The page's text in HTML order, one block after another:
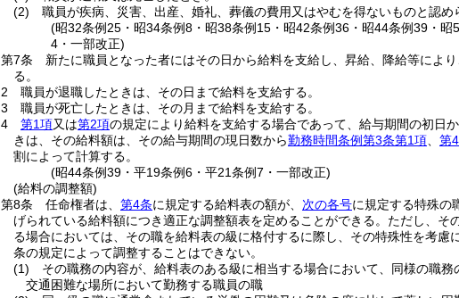
(2)
職員が疾病、災害、出産、婚礼、葬儀の費用又はやむを得ないものと認
(昭32条例25・昭34条例8・昭38条例15・昭42条例36・昭44条例39・
4・一部改正)
第7条
新たに職員となった者にはその日から給料を支給し、昇給、降給等によ
る。
2
職員が退職したときは、その日まで給料を支給する。
3
職員が死亡したときは、その月まで給料を支給する。
4
第1項又は第2項の規定により給料を支給する場合であって、給与期間の初日
きは、その給料額は、その給与期間の現日数から勤務時間条例第3条第1項 第
割によって計算する。
(昭44条例39・平19条例6・平21条例7・一部改正)
(給料の調整額)
第8条
任命権者は、 第4条に規定する給料表の額が、 次の各号に規定する特殊の
げられている給料額につき適正な調整額表を定めることができる。 ただし、そ
る場合においては、その職を給料表の級に格付するに際し、その特殊性を考慮
条の規定によって調整することはできない。
(1)
その職務の内容が、給料表のある級に相当する場合において、同様の職
交通困難な場所において勤務する職員の職